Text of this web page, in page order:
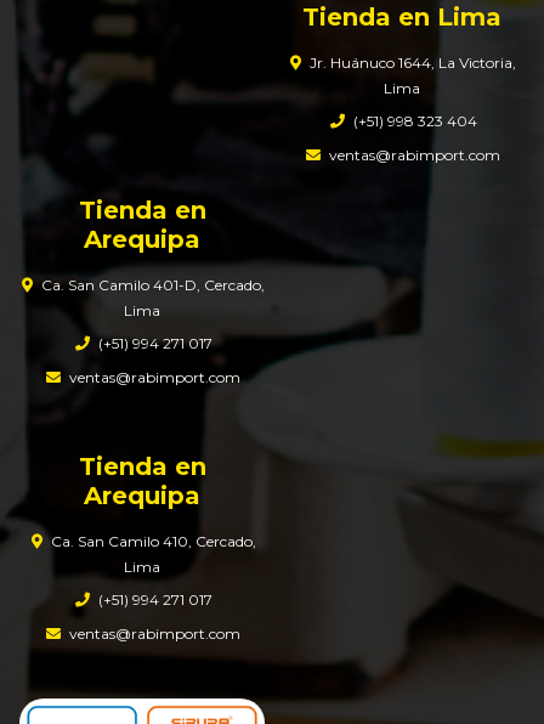
Tienda en Lima
Jr. Huánuco 1644, La Victoria,
Lima
(+51) 998 323 404
ventas@rabimport.com
Tienda en
Arequipa
Ca. San Camilo 401-D, Cercado,
Lima
(+51) 994 271 017
ventas@rabimport.com
Tienda en
Arequipa
Ca. San Camilo 410, Cercado,
Lima
(+51) 994 271 017
ventas@rabimport.com